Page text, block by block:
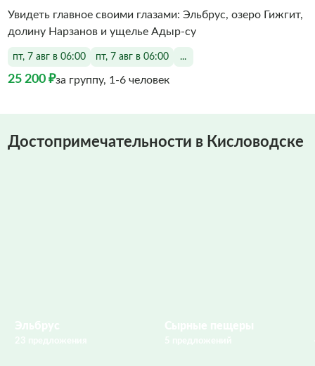
Увидеть главное своими глазами: Эльбрус, озеро Гижгит,
долину Нарзанов и ущелье Адыр-су
пт, 7 авг в 06:00 пт, 7 авг в 06:00 ...
25 200 ₽за группу, 1-6 человек
Достопримечательности в Кисловодске